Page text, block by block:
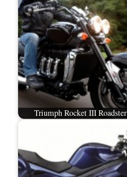
Triumph Rocket III Roadster